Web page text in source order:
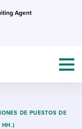
Agent
DE PUESTOS DE
HH.)